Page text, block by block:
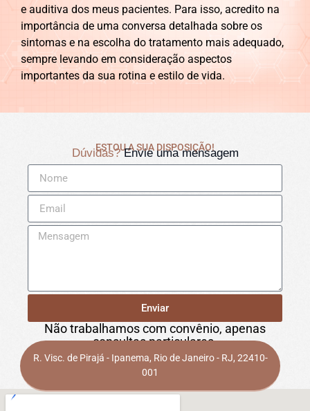
e auditiva dos meus pacientes. Para isso, acredito na
importância de uma conversa detalhada sobre os
sintomas e na escolha do tratamento mais adequado,
sempre levando em consideração aspectos
importantes da sua rotina e estilo de vida.
ESTOU A SUA DISPOSIÇÃO!
Dúvidas?Envie uma mensagem
Enviar
Não trabalhamos com convênio, apenas
consultas particulares.
R. Visc. de Pirajá - Ipanema, Rio de Janeiro - RJ, 22410-
001